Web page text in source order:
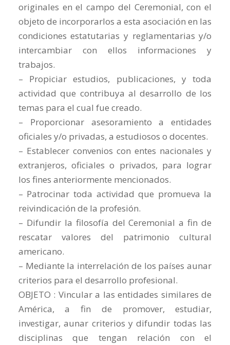
originales en el campo del Ceremonial, con el
objeto de incorporarlos a esta asociación en las
condiciones estatutarias y reglamentarias y/o
intercambiar con ellos informaciones y
trabajos.
– Propiciar estudios, publicaciones, y toda
actividad que contribuya al desarrollo de los
temas para el cual fue creado.
– Proporcionar asesoramiento a entidades
oficiales y/o privadas, a estudiosos o docentes.
– Establecer convenios con entes nacionales y
extranjeros, oficiales o privados, para lograr
los fines anteriormente mencionados.
– Patrocinar toda actividad que promueva la
reivindicación de la profesión.
– Difundir la filosofía del Ceremonial a fin de
rescatar valores del patrimonio cultural
americano.
– Mediante la interrelación de los países aunar
criterios para el desarrollo profesional.
OBJETO : Vincular a las entidades similares de
América, a fin de promover, estudiar,
investigar, aunar criterios y difundir todas las
disciplinas que tengan relación con el